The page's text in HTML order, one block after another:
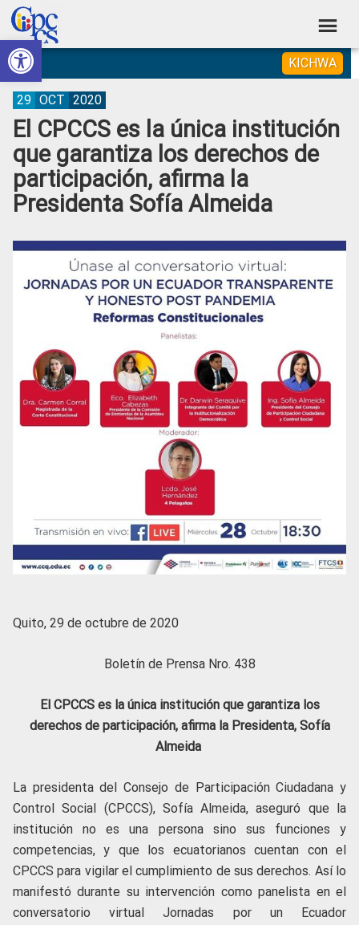
Abrir barra de herramientas
Skip
to
primary
navigation
Skip
to
main
content
Skip
to
primary
sidebar
Skip
to
footer
Consejo
de
Participación
Ciudadana
Control
Social
Construyendo
Poder
Ciudadano
KICHWA
El CPCCS es la única institución
que garantiza los derechos de
participación, afirma la
Presidenta Sofía Almeida
29 OCT 2020
Quito, 29 de octubre de 2020
Boletín de Prensa Nro. 438
El CPCCS es la única institución que garantiza los
derechos de participación, afirma la Presidenta, Sofía
Almeida
La presidenta del Consejo de Participación Ciudadana y
Control Social (CPCCS), Sofía Almeida, aseguró que la
institución no es una persona sino sus funciones y
competencias, y que los ecuatorianos cuentan con el
CPCCS para vigilar el cumplimiento de sus derechos. Así lo
manifestó durante su intervención como panelista en el
conversatorio virtual Jornadas por un Ecuador